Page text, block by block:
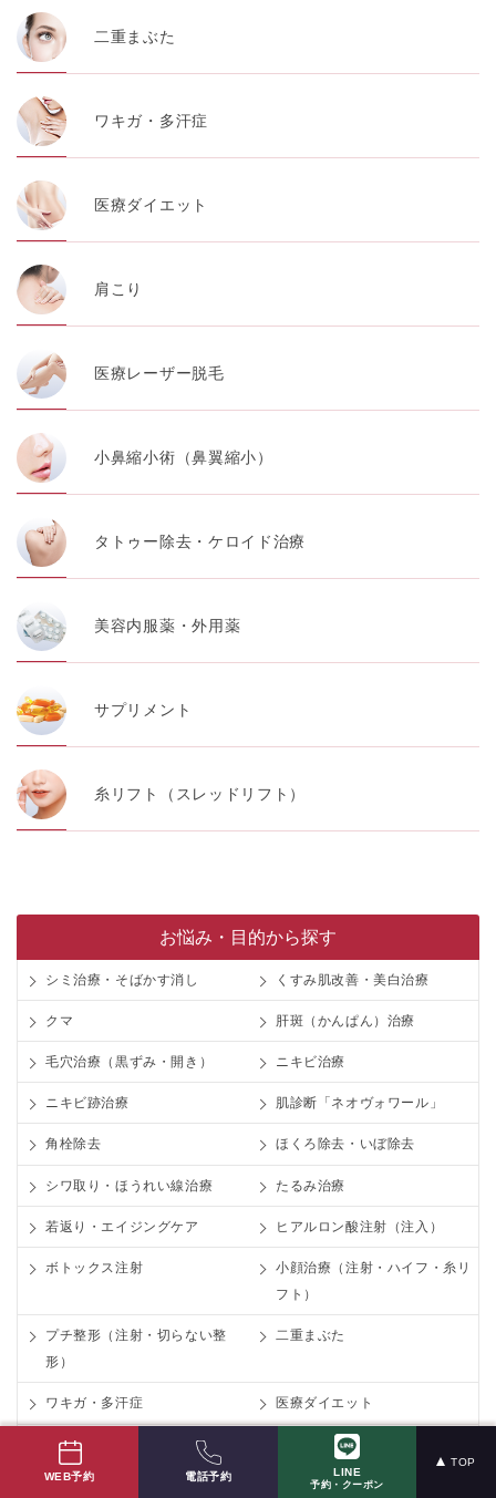
二重まぶた
ワキガ・多汗症
医療ダイエット
肩こり
医療レーザー脱毛
小鼻縮小術（鼻翼縮小）
タトゥー除去・ケロイド治療
美容内服薬・外用薬
サプリメント
糸リフト（スレッドリフト）
お悩み・目的から探す
シミ治療・そばかす消し くすみ肌改善・美白治療
クマ 肝斑（かんぱん）治療
毛穴治療（黒ずみ・開き） ニキビ治療
ニキビ跡治療 肌診断「ネオヴォワール」
角栓除去 ほくろ除去・いぼ除去
シワ取り・ほうれい線治療 たるみ治療
若返り・エイジングケア ヒアルロン酸注射（注入）
ボトックス注射
小顔治療（注射・ハイフ・糸リ
フト）
プチ整形（注射・切らない整
形）
二重まぶた
ワキガ・多汗症 医療ダイエット
肩こり 医療レーザー脱毛
小鼻縮小術（鼻翼縮小） タトゥー除去・ケロイド治療
WEB予約 電話予約 LINE
予約・クーポン
TOP